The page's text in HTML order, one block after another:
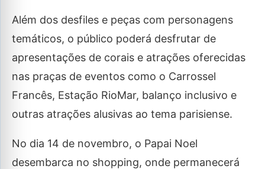
Além dos desfiles e peças com personagens
temáticos, o público poderá desfrutar de
apresentações de corais e atrações oferecidas
nas praças de eventos como o Carrossel
Francês, Estação RioMar, balanço inclusivo e
outras atrações alusivas ao tema parisiense.
No dia 14 de novembro, o Papai Noel
desembarca no shopping, onde permanecerá